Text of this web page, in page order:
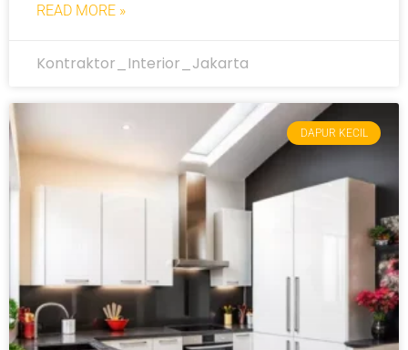
READ MORE »
Kontraktor_Interior_Jakarta
DAPUR KECIL